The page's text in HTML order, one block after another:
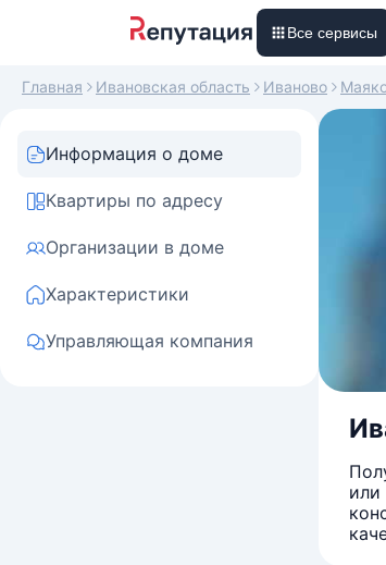
Все сервисы
Главная Ивановская область Иваново
Информация о доме
Квартиры по адресу
Организации в доме
Характеристики
Управляющая компания
или